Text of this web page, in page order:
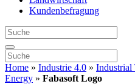
Kundenbefragung
Home » Industrie 4.0 » Industrial
Energy » Fabasoft Logo